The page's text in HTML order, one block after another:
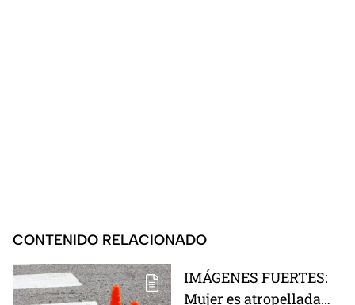
CONTENIDO RELACIONADO
IMÁGENES FUERTES:
Mujer es atropellada